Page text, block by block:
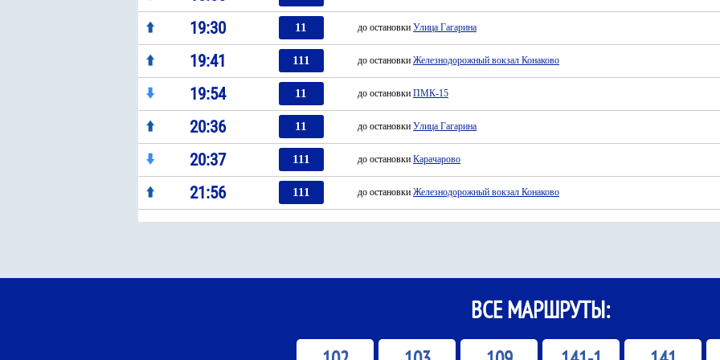
19:30 11 до остановки Улица Гагарина
19:41 111 до остановки Железнодорожный вокзал Конаково
19:54 11 до остановки ПМК-15
20:36 11 до остановки Улица Гагарина
20:37 111 до остановки Карачарово
21:56 111 до остановки Железнодорожный вокзал Конаково
ВСЕ МАРШРУТЫ: